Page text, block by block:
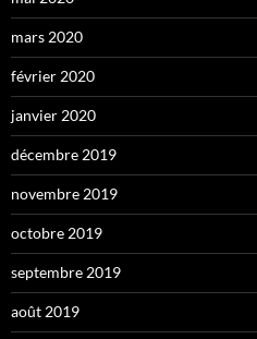
mars 2020
février 2020
janvier 2020
décembre 2019
novembre 2019
octobre 2019
septembre 2019
août 2019